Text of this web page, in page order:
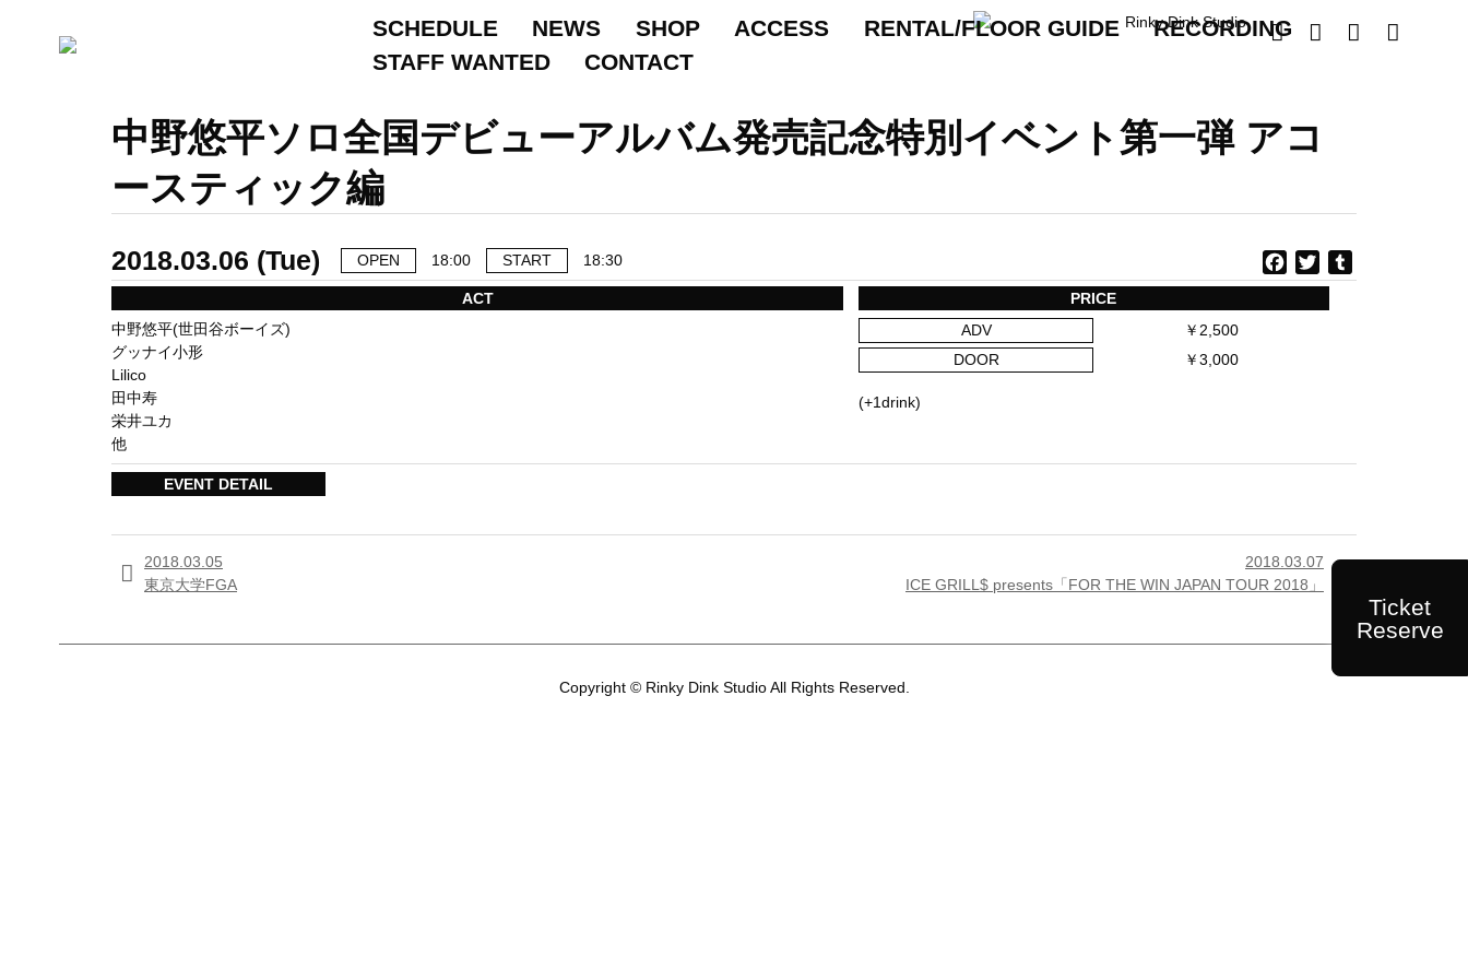
   
SCHEDULE NEWS SHOP ACCESS RENTAL/FLOOR GUIDE
RECORDING
STAFF WANTED
CONTACT
中野悠平ソロ全国デビューアルバム発売記念特別イベント第一弾 アコ
ースティック編
2018.03.06 (Tue) OPEN 18:00 START 18:30
a
c
w
i
u
ACT
中野悠平(世田谷ボーイズ)
グッナイ小形
Lilico
田中寿
栄井ユカ
他
PRICE
ADV
￥2,500
DOOR
￥3,000
(+1drink)
EVENT DETAIL

2018.03.05
東京大学FGA
2018.03.07
ICE GRILL$ presents「FOR THE WIN JAPAN TOUR 2018」
Ticket
Reserve
Copyright © Rinky Dink Studio All Rights Reserved.